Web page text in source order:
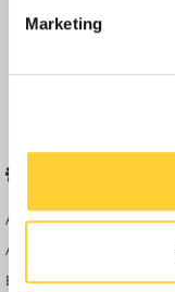
Marketing
Abbruch
Ausbildung & Beruf
Bau Allgemein